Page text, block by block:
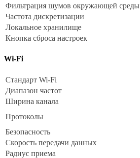
Фильтрация шумов окружающей среды
Частота дискретизации
Локальное хранилище
Кнопка сброса настроек
Wi-Fi
Стандарт Wi-Fi
Диапазон частот
Ширина канала
Протоколы
Безопасность
Скорость передачи данных
Радиус приема